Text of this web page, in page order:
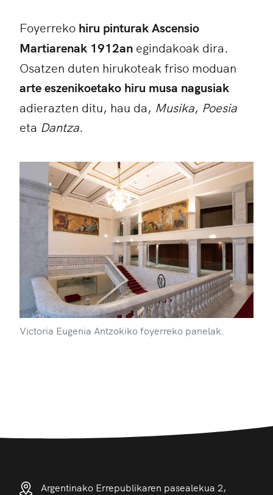
Foyerreko hiru pinturak Ascensio
Martiarenak 1912an egindakoak dira.
Osatzen duten hirukoteak friso moduan
arte eszenikoetako hiru musa nagusiak
adierazten ditu, hau da, Musika, Poesia
eta Dantza.
Victoria Eugenia Antzokiko foyerreko panelak.
Argentinako Errepublikaren pasealekua 2,